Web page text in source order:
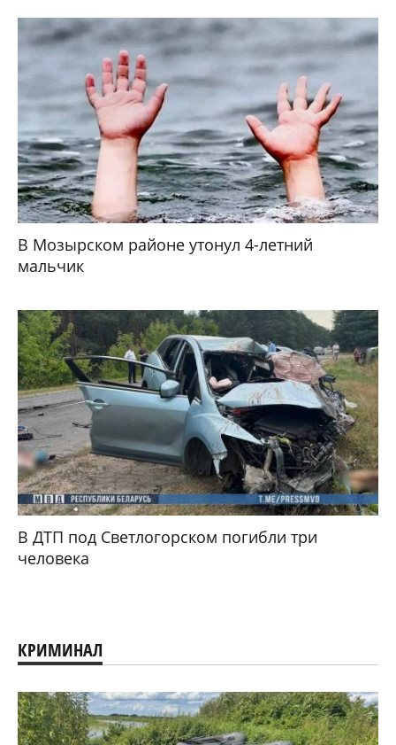
В Мозырском районе утонул 4-летний
мальчик
В ДТП под Светлогорском погибли три
человека
КРИМИНАЛ